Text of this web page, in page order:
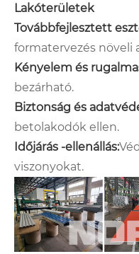
Lakóterületek
Továbbfejlesztett
formatervezés növeli
Kényelem és
bezárható.
Biztonság és
betolakodók ellen.
Időjárás -ellenállás:
viszonyokat.